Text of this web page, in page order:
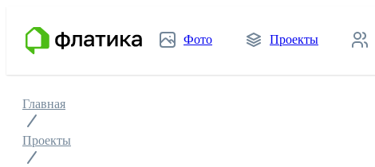
Фото Проекты
Главная
Проекты